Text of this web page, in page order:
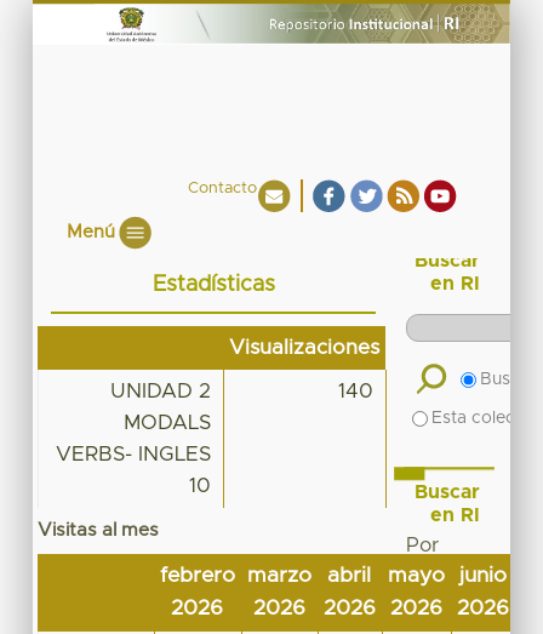
Contacto
Menú
Estadísticas
Visualizaciones
UNIDAD 2
MODALS
VERBS- INGLES
10
140
Visitas al mes
febrero
2026
marzo
2026
abril
2026
mayo
2026
junio
2026
Buscar
en RI
Buscar
Esta
Buscar
en RI
Por
Fecha
de
publicación